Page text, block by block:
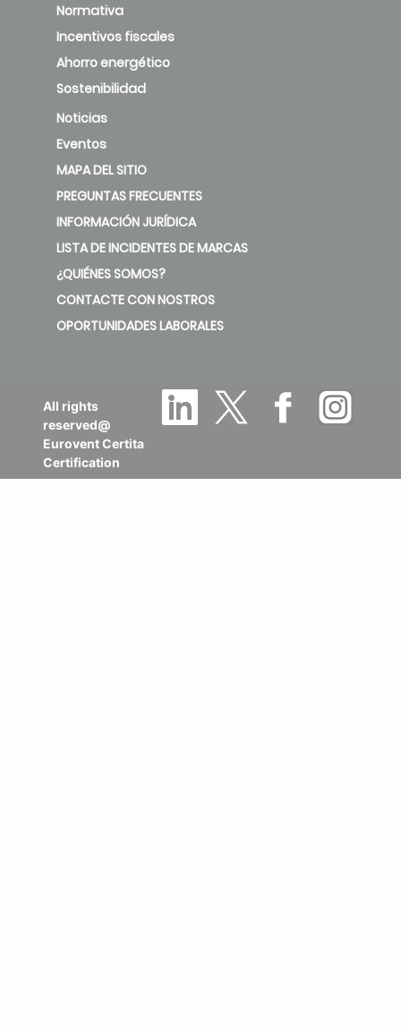
Normativa
Incentivos fiscales
Ahorro energético
Sostenibilidad
Noticias
Eventos
MAPA DEL SITIO
PREGUNTAS FRECUENTES
INFORMACIÓN JURÍDICA
LISTA DE INCIDENTES DE MARCAS
¿QUIÉNES SOMOS?
CONTACTE CON NOSTROS
OPORTUNIDADES LABORALES
All rights
reserved@
Eurovent Certita
Certification